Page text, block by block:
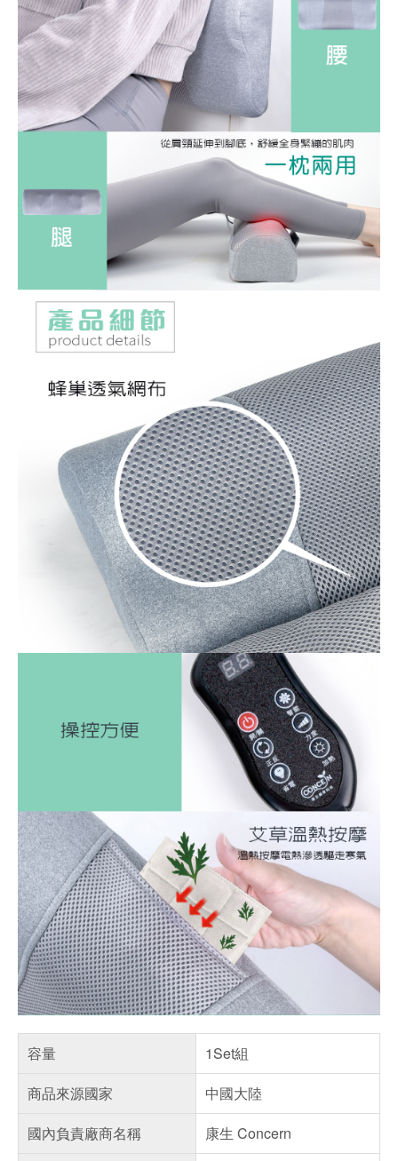
容量
1Set組
商品來源國家
中國大陸
國內負責廠商名稱
康生 Concern